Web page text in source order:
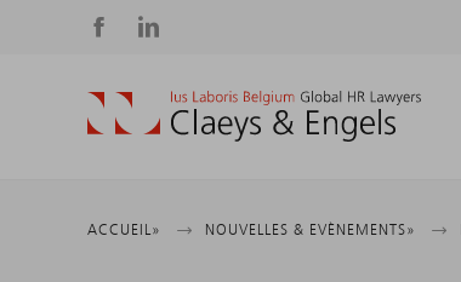
Social
media
Fil
ACCUEIL NOUVELLES & EVÈNEMENTS